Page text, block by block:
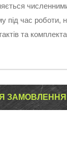
під час роботи,
та
ЗАМОВЛЕННЯ